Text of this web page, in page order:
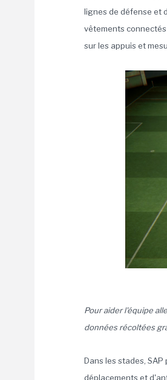
lignes de défense et
vêtements
sur les appuis et
Pour aider l'équipe
données récoltées
Dans les stades,
déplacements et